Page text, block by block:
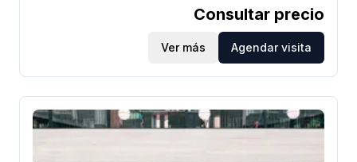
espacios contemporáneos de un edificio con
exterior de espejo y disfrute de sus hermosos
alrededores con vista hacia las exuberantes calles
salas de juntas totalmente equipadas y colabore con
profesionales de ideas afines en espacios de
coworking bien iluminados. Además, evítese el
estrés del traslado a casa con estacionamiento en el
Consultar precio
Ver más Agendar visita